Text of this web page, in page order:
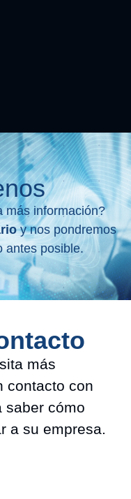
más información?
y nos pondremos
antes posible.
más
contacto con
saber cómo
a su empresa.